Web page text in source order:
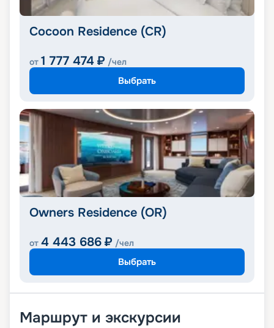
Cocoon Residence (CR)
от 1 777 474 ₽ /чел
Выбрать
Owners Residence (OR)
от 4 443 686 ₽ /чел
Выбрать
Маршрут и экскурсии